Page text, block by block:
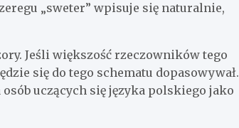
„sweter” wpisuje się naturalnie,
Jeśli większość rzeczowników tego
się do tego schematu dopasowywał.
uczących się języka polskiego jako